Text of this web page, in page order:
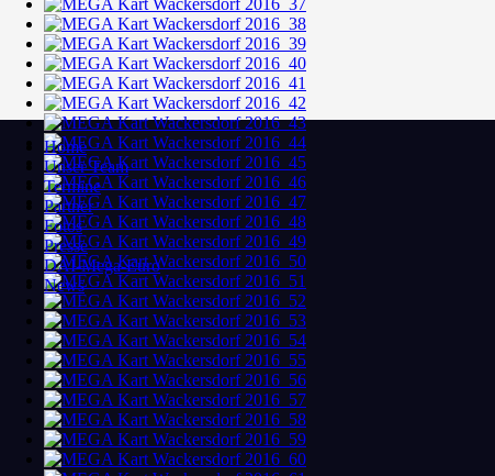
Home
Unser Team
Termine
Partner
Fotos
Presse
DAI-Mega-Euro
News